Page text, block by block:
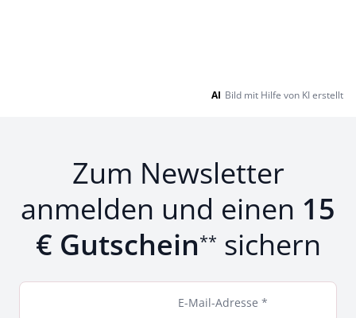
AI Bild mit Hilfe von KI erstellt
Zum Newsletter
anmelden und einen 15
€ Gutschein** sichern
E-Mail-Adresse *